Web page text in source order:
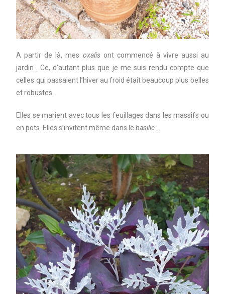
A partir de là, mes oxalisont commencé à vivre aussi au
jardin . Ce, d’autant plus que je me suis rendu compte que
celles qui passaient l’hiver au froid était beaucoup plus belles
et robustes.
Elles se marient avec tous les feuillages dans les massifs ou
en pots. Elles s’invitent même dans lebasilic